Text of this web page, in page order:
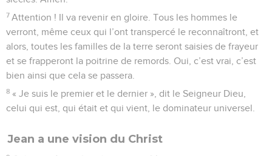
7 Attention ! Il va revenir en gloire. Tous les hommes le
verront, même ceux qui l’ont transpercé le reconnaîtront, et
alors, toutes les familles de la terre seront saisies de frayeur
et se frapperont la poitrine de remords. Oui, c’est vrai, c’est
bien ainsi que cela se passera.
8 « Je suis le premier et le dernier », dit le Seigneur Dieu,
celui qui est, qui était et qui vient, le dominateur universel.
Jean a une vision du Christ